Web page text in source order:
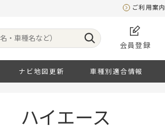
ご利用案内
会員登録
ナビ地図更新 車種別適合情報
ハイエース